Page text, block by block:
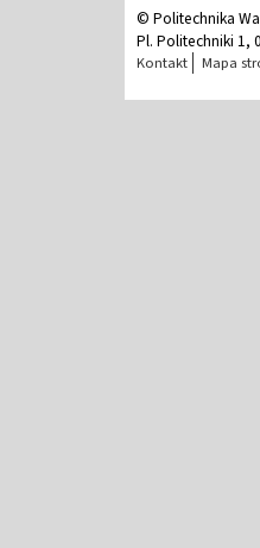
© Politechnika
Pl. Politechniki 1,
Kontakt Mapa